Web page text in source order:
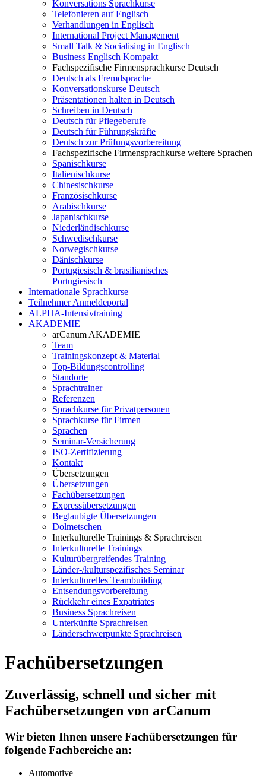
Konversations Sprachkurse
Telefonieren auf Englisch
Verhandlungen in Englisch
International Project Management
Small Talk & Socialising in Englisch
Business Englisch Kompakt
Fachspezifische Firmensprachkurse Deutsch
Deutsch als Fremdsprache
Konversationskurse Deutsch
Präsentationen halten in Deutsch
Schreiben in Deutsch
Deutsch für Pflegeberufe
Deutsch für Führungskräfte
Deutsch zur Prüfungsvorbereitung
Fachspezifische Firmensprachkurse weitere Sprachen
Spanischkurse
Italienischkurse
Chinesischkurse
Französischkurse
Arabischkurse
Japanischkurse
Niederländischkurse
Schwedischkurse
Norwegischkurse
Dänischkurse
Portugiesisch & brasilianisches
Portugiesisch
Internationale Sprachkurse
Teilnehmer Anmeldeportal
ALPHA-Intensivtraining
AKADEMIE
arCanum AKADEMIE
Team
Trainingskonzept & Material
Top-Bildungscontrolling
Standorte
Sprachtrainer
Referenzen
Sprachkurse für Privatpersonen
Sprachkurse für Firmen
Sprachen
Seminar-Versicherung
ISO-Zertifizierung
Kontakt
Übersetzungen
Übersetzungen
Fachübersetzungen
Expressübersetzungen
Beglaubigte Übersetzungen
Dolmetschen
Interkulturelle Trainings & Sprachreisen
Interkulturelle Trainings
Kulturübergreifendes Training
Länder-/kulturspezifisches Seminar
Interkulturelles Teambuilding
Entsendungsvorbereitung
Rückkehr eines Expatriates
Business Sprachreisen
Unterkünfte Sprachreisen
Länderschwerpunkte Sprachreisen
Fachübersetzungen
Zuverlässig, schnell und sicher mit
Fachübersetzungen von arCanum
Wir bieten Ihnen unsere Fachübersetzungen für
folgende Fachbereiche an:
Automotive